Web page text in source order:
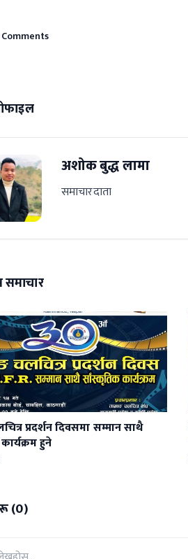
अशोक बुद्ध लामा
समाचारदाता
समाचार
प्रदर्शन दिवसमा सम्मान साथै
हुने
(0)